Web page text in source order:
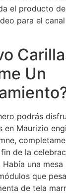
el producto
para el
Un
podrás
en Maurizio
de la
Había una
que
de tela